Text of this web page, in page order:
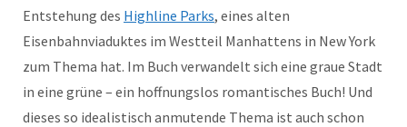
Entstehung des Highline Parks, eines alten
Eisenbahnviaduktes im Westteil Manhattens in New York
zum Thema hat. Im Buch verwandelt sich eine graue Stadt
in eine grüne – ein hoffnungslos romantisches Buch! Und
dieses so idealistisch anmutende Thema ist auch schon